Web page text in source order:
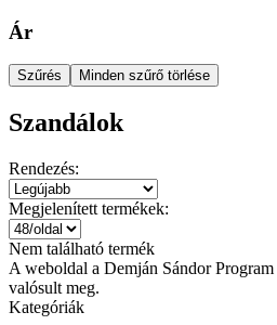
Ár
Szűrés Minden szűrő törlése
Szandálok
Rendezés:
Megjelenített termékek:
Nem található termék
A weboldal a Demján Sándor Program
valósult meg.
Kategóriák